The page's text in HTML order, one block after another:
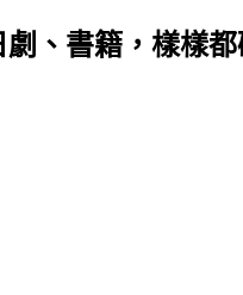
、書籍，樣樣都